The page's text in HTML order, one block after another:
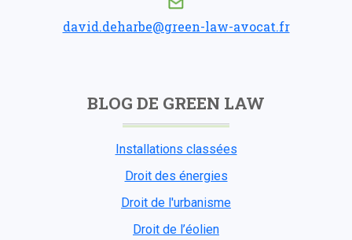
david.deharbe@green-law-avocat.fr
BLOG DE GREEN LAW
Installations classées
Droit des énergies
Droit de l'urbanisme
Droit de l’éolien